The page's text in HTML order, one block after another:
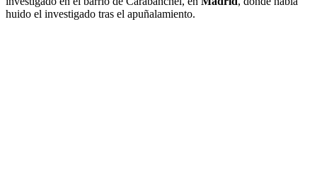
huido el investigado tras el apuñalamiento.